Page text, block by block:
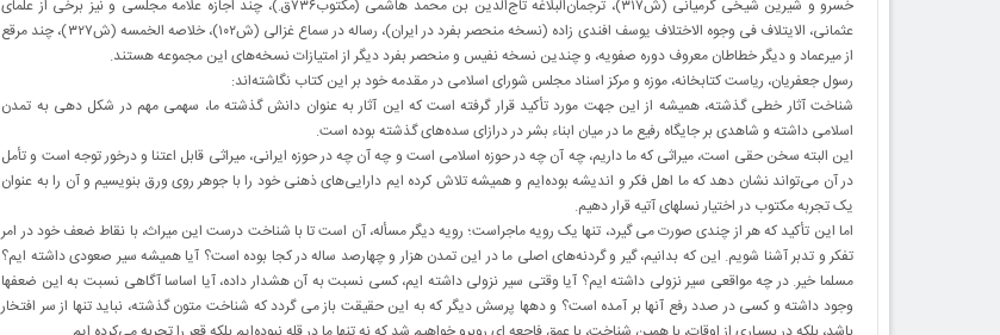
خسرو و شیرین شیخی گرمیانی (ش۳۱۷)، ترجمان‌البلاغه تاج‌الدین بن محمد هاشمی (مکتوب۷۳۶ق.)، چند اجازه علامه مجلسی و نیز برخی از علمای
عثمانی، الایتلاف فی وجوه الاختلاف یوسف افندی زاده (نسخه منحصر بفرد در ایران)، رساله در سماع غزالی (ش۱۰۲)، خلاصه الخمسه (ش۳۲۷)، چند مرقع
از میرعماد و دیگر خطاطان معروف دوره صفویه، و چندین نسخه نفیس و منحصر بفرد دیگر از امتیازات نسخه‌های این مجموعه هستند.
رسول جعفریان، ریاست کتابخانه، موزه و مرکز اسناد مجلس شورای اسلامی در مقدمه خود بر این کتاب نگاشته‌اند:
شناخت آثار خطی گذشته، همیشه از این جهت مورد تأکید قرار گرفته است که این آثار به عنوان دانش گذشته ما، سهمی مهم در شکل دهی به تمدن
اسلامی داشته و شاهدی بر جایگاه رفیع ما در میان ابناء بشر در درازای سده‌های گذشته بوده است.
این البته سخن حقی است، میراثی که ما داریم، چه آن چه در حوزه اسلامی است و چه آن چه در حوزه ایرانی، میراثی قابل اعتنا و درخور توجه است و تأمل
در آن می‌تواند نشان دهد که ما اهل فکر و اندیشه بوده‌ایم و همیشه تلاش کرده ایم دارایی‌های ذهنی خود را با جوهر روی ورق بنویسیم و آن را به عنوان
یک تجربه مکتوب در اختیار نسلهای آتیه قرار دهیم.
اما این تأکید که هر از چندی صورت می گیرد، تنها یک رویه ماجراست؛ رویه دیگر مسأله، آن است تا با شناخت درست این میراث، با نقاط ضعف خود در امر
تفکر و تدبر آشنا شویم. این که بدانیم، گیر و گردنه‌های اصلی ما در این تمدن هزار و چهارصد ساله در کجا بوده است؟ آیا همیشه سیر صعودی داشته ایم؟
مسلما خیر. در چه مواقعی سیر نزولی داشته ایم؟ آیا وقتی سیر نزولی داشته ایم، کسی نسبت به آن هشدار داده، آیا اساسا آگاهی نسبت به این ضعفها
وجود داشته و کسی در صدد رفع آنها بر آمده است؟ و دهها پرسش دیگر که به این حقیقت باز می گردد که شناخت متون گذشته، نباید تنها از سر افتخار